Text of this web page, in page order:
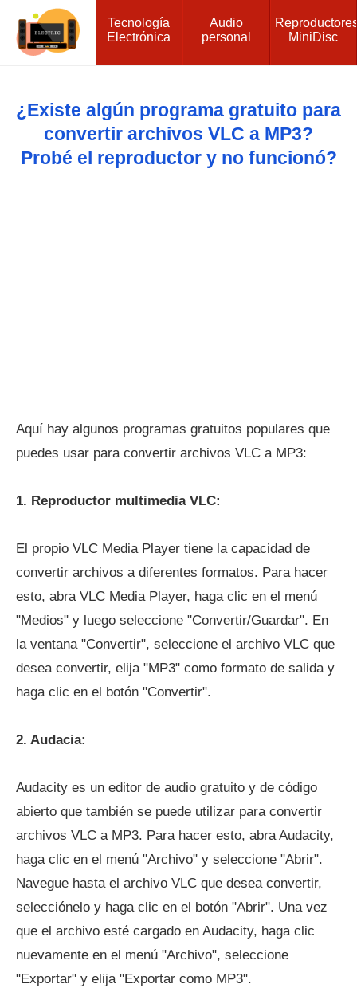
Tecnología
Electrónica
Audio
personal
MiniDisc
¿Existe algún programa gratuito para
convertir archivos VLC a MP3?
Probé el reproductor y no funcionó?
Aquí hay algunos programas gratuitos populares que
puedes usar para convertir archivos VLC a MP3:
1. Reproductor multimedia VLC:
El propio VLC Media Player tiene la capacidad de
convertir archivos a diferentes formatos. Para hacer
esto, abra VLC Media Player, haga clic en el menú
"Medios" y luego seleccione "Convertir/Guardar". En
la ventana "Convertir", seleccione el archivo VLC que
desea convertir, elija "MP3" como formato de salida y
haga clic en el botón "Convertir".
2. Audacia:
Audacity es un editor de audio gratuito y de código
abierto que también se puede utilizar para convertir
archivos VLC a MP3. Para hacer esto, abra Audacity,
haga clic en el menú "Archivo" y seleccione "Abrir".
Navegue hasta el archivo VLC que desea convertir,
selecciónelo y haga clic en el botón "Abrir". Una vez
que el archivo esté cargado en Audacity, haga clic
nuevamente en el menú "Archivo", seleccione
"Exportar" y elija "Exportar como MP3".